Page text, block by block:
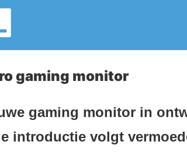
gaming monitor
gaming monitor in
introductie volgt